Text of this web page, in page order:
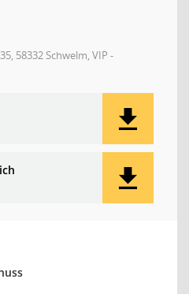
58332 Schwelm, VIP -